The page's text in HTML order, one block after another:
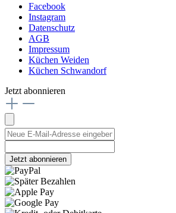
Facebook
Instagram
Datenschutz
AGB
Impressum
Küchen Weiden
Küchen Schwandorf
Jetzt abonnieren
Jetzt abonnieren